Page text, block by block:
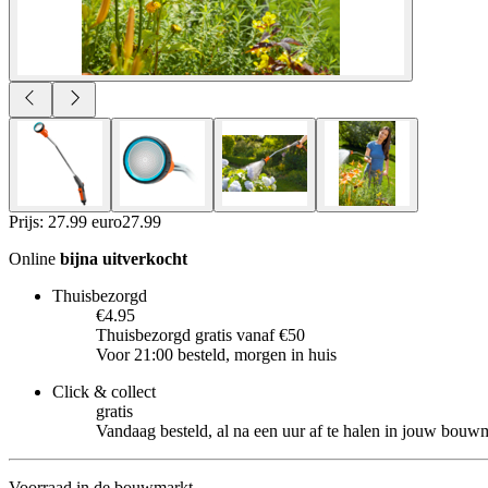
Prijs: 27.99 euro27.99
Online bijna uitverkocht
Thuisbezorgd
€4.95
Thuisbezorgd gratis vanaf €50
Voor 21:00 besteld, morgen in huis
Click & collect
gratis
Vandaag besteld, al na een uur af te halen in jouw